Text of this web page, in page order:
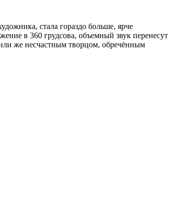
стала гораздо больше, ярче
в 360 грудсова, объемный звук перенесут
же несчастным творцом, обречённым